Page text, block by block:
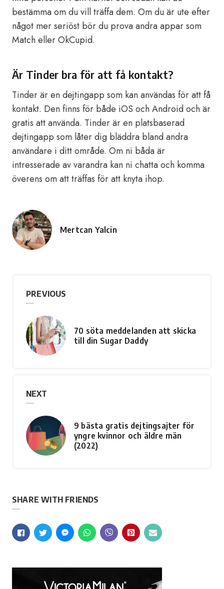
bestämma om du vill träffa dem. Om du är ute efter
något mer seriöst bör du prova andra appar som
Match eller OkCupid.
Är Tinder bra för att få kontakt?
Tinder är en dejtingapp som kan användas för att få
kontakt. Den finns för både iOS och Android och är
gratis att använda. Tinder är en platsbaserad
dejtingapp som låter dig bläddra bland andra
användare i ditt område. Om ni båda är
intresserade av varandra kan ni chatta och komma
överens om att träffas för att knyta ihop.
Posted
Mertcan Yalcin
PREVIOUS
70 söta meddelanden att skicka
till din Sugar Daddy
NEXT
9 bästa gratis dejtingsajter för
yngre kvinnor och äldre män
(2022)
SHARE WITH FRIENDS